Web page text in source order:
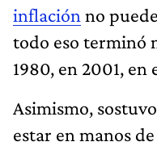
inflación no
todo eso terminó
1980, en 2001, en
Asimismo,
estar en manos